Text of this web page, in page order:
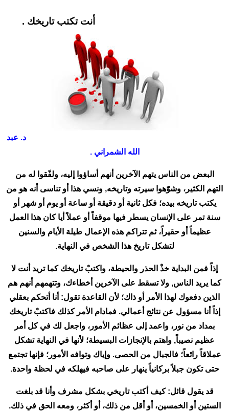
أنت تكتب تاريخك .
د. عبد
الله الشمراني .
البعض من الناس يتهم الآخرين أنهم أساؤوا إليه، ولفّقوا له من
التهم الكثير، وشوّهوا سيرته وتاريخه, ونسي هذا أو تناسى أنه هو من
يكتب تاريخه بيده؛ فكل ثانية أو دقيقة أو ساعة أو يوم أو شهر أو
سنة تمر على الإنسان يسطر فيها موقفاً أو عملاً أيا كان هذا العمل
عظيماً أو حقيراً، ثم تتراكم هذه الإعمال طيلة الأيام والسنين
لتشكل تاريخ هذا الشخص في النهاية.
إذاً فمن البداية خذْ الحذر والحيطة، واكتبْ تاريخك كما تريد أنت لا
كما يريد الناس, ولا تسقط على الآخرين أخطاءك، وتتهمهم أنهم هم
الذين دفعوك لهذا الأمر أو ذاك؛ لأن القاعدة تقول: أنا أتحكم بعقلي
إذاً أنا مسؤول عن نتائج أعمالي. فمادام الأمر كذلك فاكتبْ تاريخك
بمداد من نور، واعمد إلى عظائم الأمور، واجعل لك في كل أمر
عظيم نصيباً, واهتم بالإنجازات البسيطة؛ لأنها في النهاية تشكل
عملاقاً رائعاً؛ فالجبال من الحصى. وإياك وتوافه الأمور؛ فإنها تجتمع
حتى تكون جبلاً بركانياً ينهار على صاحبه فيهلكه في لحظة واحدة.
قد يقول قائل: كيف أكتب تاريخي بشكل مشرف وأنا قد بلغت
الستين أو الخمسين، أو أقل من ذلك، أو أكثر، ومعه الحق في ذلك.